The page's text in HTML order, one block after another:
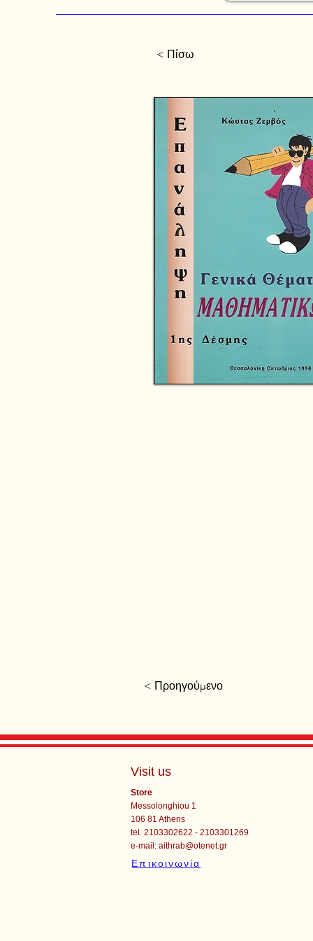
< Πίσω
< Προηγούμενο
Visit us
Store
Messolonghiou 1
106 81 Athens
tel. 2103302622 - 2103301269
e-mail:aithrab@otenet.gr
Επικοινωνία